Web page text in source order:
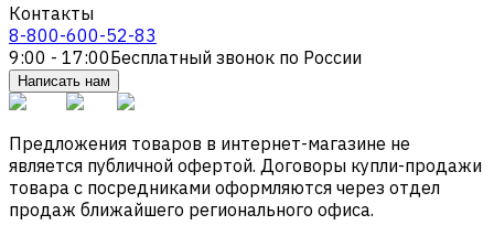
Контакты
8-800-600-52-83
9:00 - 17:00Бесплатный звонок по России
Написать нам
Предложения товаров в интернет-магазине не
является публичной офертой. Договоры купли-продажи
товара с посредниками оформляются через отдел
продаж ближайшего регионального офиса.